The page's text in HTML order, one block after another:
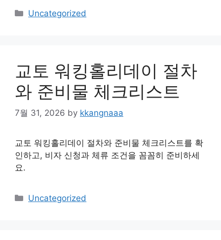
Categories
Uncategorized
교토 워킹홀리데이 절차
와 준비물 체크리스트
7월 31, 2026 by kkangnaaa
교토 워킹홀리데이 절차와 준비물 체크리스트를 확
인하고, 비자 신청과 체류 조건을 꼼꼼히 준비하세
요.
Categories
Uncategorized